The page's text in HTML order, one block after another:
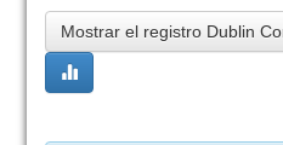
Mostrar el registro Dublin